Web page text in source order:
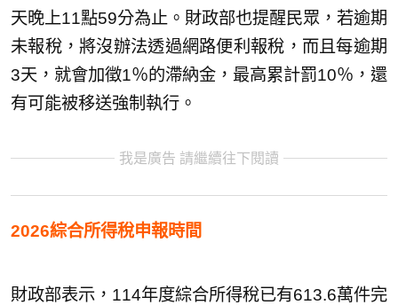
天晚上11點59分為止。財政部也提醒民眾，若逾期
未報稅，將沒辦法透過網路便利報稅，而且每逾期
3天，就會加徵1％的滯納金，最高累計罰10％，還
有可能被移送強制執行。
我是廣告 請繼續往下閱讀
2026綜合所得稅申報時間
財政部表示，114年度綜合所得稅已有613.6萬件完